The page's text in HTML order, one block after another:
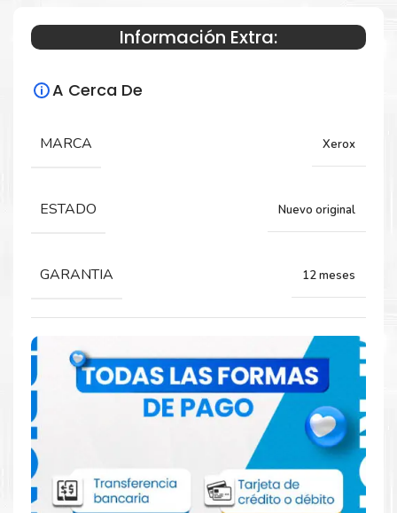
Comprar Unidad de Transferencia Xerox
001R00623 para impresoras C8200 B8200
Información Extra:
A Cerca De
MARCA Xerox
ESTADO Nuevo original
GARANTIA 12 meses